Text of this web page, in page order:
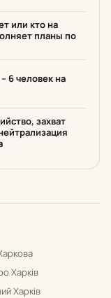
или кто на
планы по
6 человек на
захват
Харків
Харків